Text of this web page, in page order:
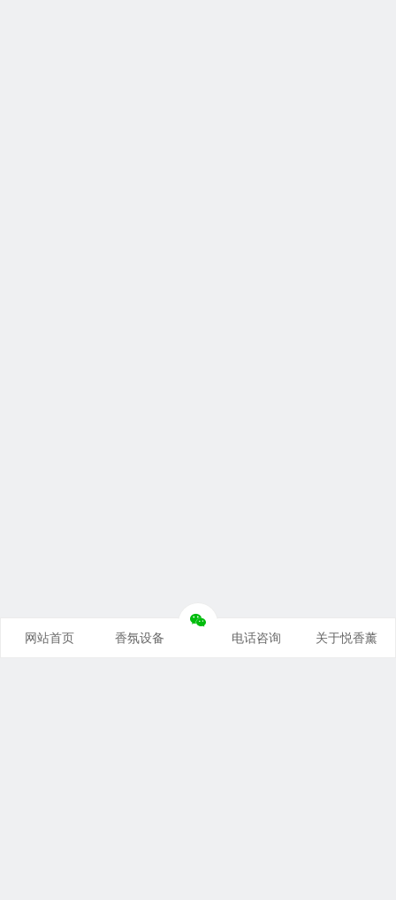
网站首页 香氛设备 电话咨询 关于悦香薰